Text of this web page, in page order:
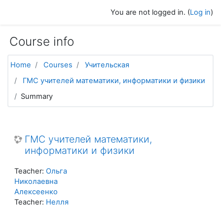
You are not logged in. (Log in)
Course info
Home Courses
Учительская
ГМС учителей математики, информатики и физики
Summary
ГМС учителей математики,
информатики и физики
Teacher: Ольга
Николаевна
Алексеенко
Teacher: Нелля